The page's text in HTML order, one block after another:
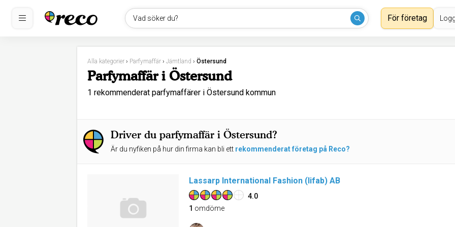
Vad söker du? För företag
Alla kategorier › Parfymaffär › Jämtland › Östersund
Parfymaffär i Östersund
1 rekommenderat parfymaffärer i Östersund kommun
Driver du parfymaffär i Östersund?
Är du nyfiken på hur din firma kan bli ett rekommenderat företag på Reco?
Lassarp International Fashion (lifab) AB
4.0
1 omdöme